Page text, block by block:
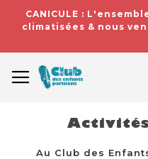
CANICULE :
climatisées & nous
Au Club des